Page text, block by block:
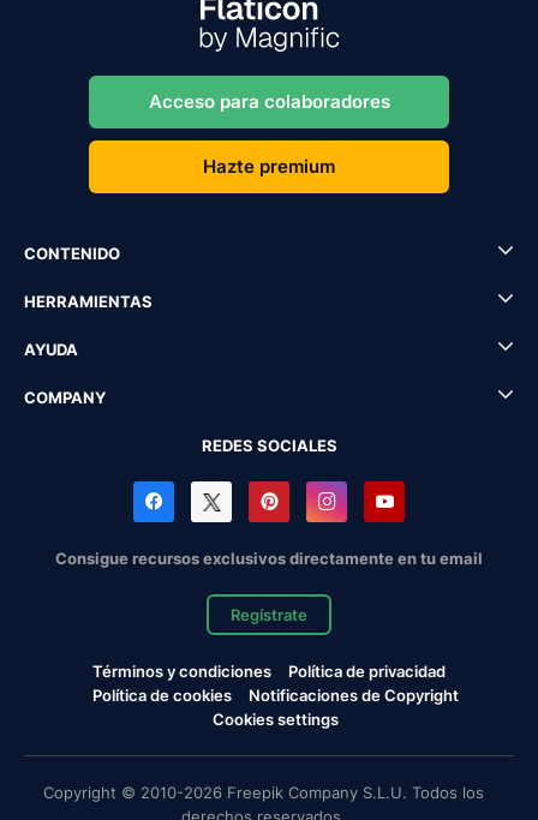
Acceso para colaboradores
Hazte premium
CONTENIDO
HERRAMIENTAS
AYUDA
COMPANY
REDES SOCIALES
Consigue recursos exclusivos directamente en tu email
Regístrate
Términos y condiciones
Política de privacidad
Política de cookies
Notificaciones de Copyright
Cookies settings
Copyright © 2010-2026 Freepik Company S.L.U. Todos los